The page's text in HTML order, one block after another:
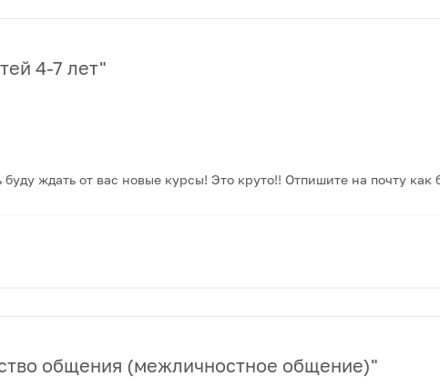
4-7 лет"
ждать от вас новые курсы! Это круто!! Отпишите на почту как
общения (межличностное общение)"